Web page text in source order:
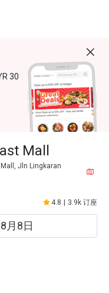
30
Mall
Jln Lingkaran
4.8 3.9k 订座